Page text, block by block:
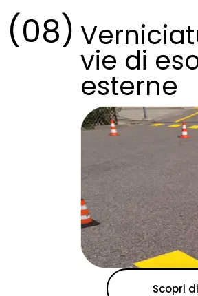
(08)
vie di
esterne
Scopri